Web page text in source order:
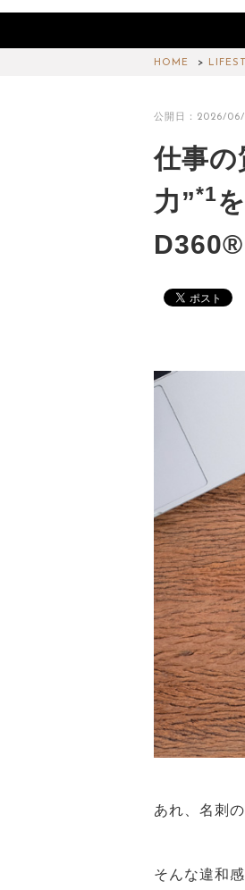
HOME
公開日：2026/06/
仕事の
力”*1
D360®
あれ、名刺
そんな違和